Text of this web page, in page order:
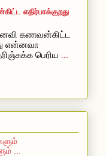
எதிர்பாக்குறது
கணவன்கிட்ட
என்னவா
பெரிய ...
...